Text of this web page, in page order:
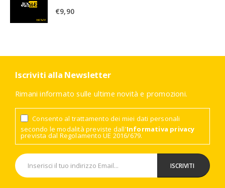
€9,90
Iscriviti alla Newsletter
Rimani informato sulle ultime novità e promozioni.
Consento al trattamento dei miei dati personali
secondo le modalità previste dall'Informativa privacy
prevista dal Regolamento UE 2016/679.